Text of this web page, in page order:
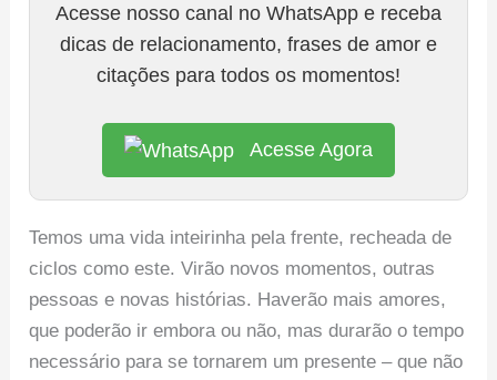
Acesse nosso canal no WhatsApp e receba
dicas de relacionamento, frases de amor e
citações para todos os momentos!
Acesse Agora
Temos uma vida inteirinha pela frente, recheada de
ciclos como este. Virão novos momentos, outras
pessoas e novas histórias. Haverão mais amores,
que poderão ir embora ou não, mas durarão o tempo
necessário para se tornarem um presente – que não